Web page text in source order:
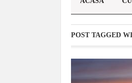
POST TAGGED